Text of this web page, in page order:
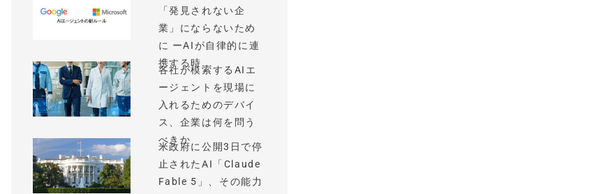
「発見されない企
業」にならないため
に ーAIが自律的に連
携する時...
各社が模索するAIエ
ージェントを現場に
入れるためのデバイ
ス、企業は何を問う
べきか
米政府に公開3日で停
止されたAI「Claude
Fable 5」、その能力